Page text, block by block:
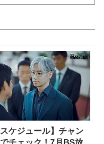
スケジュール】チャン
チェック！7月BS放